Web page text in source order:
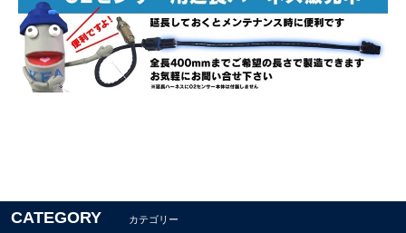
CATEGORY カテゴリー